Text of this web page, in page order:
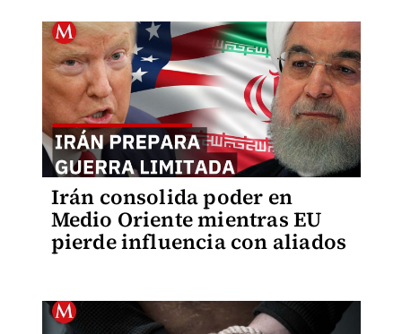
Irán consolida poder en
Medio Oriente mientras EU
pierde influencia con aliados